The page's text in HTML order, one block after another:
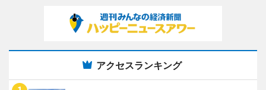
アクセスランキング